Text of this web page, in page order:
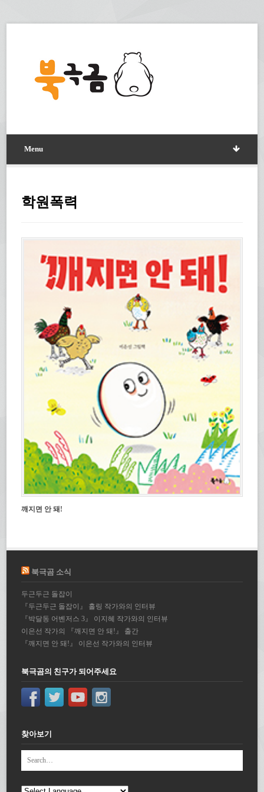
Menu
학원폭력
깨지면 안 돼!
북극곰 소식
두근두근 돌잡이
『두근두근 돌잡이』 홀링 작가와의 인터뷰
『박달동 어벤저스 3』 이지혜 작가와의 인터뷰
이은선 작가의 『깨지면 안 돼!』 출간
『깨지면 안 돼!』 이은선 작가와의 인터뷰
북극곰의 친구가 되어주세요
찾아보기